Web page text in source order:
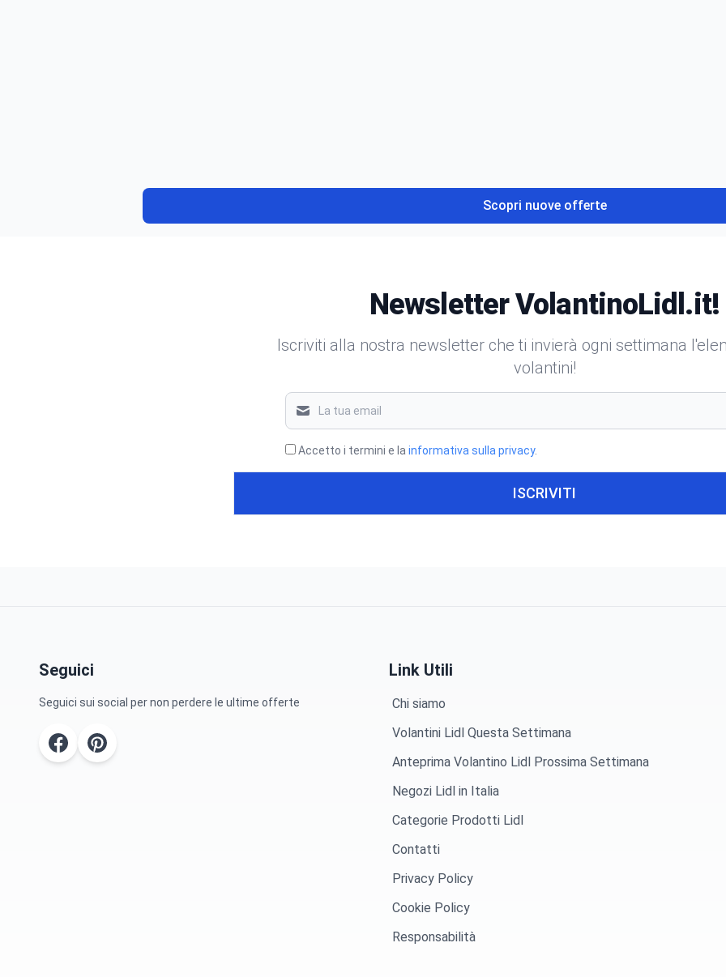
Scopri nuove offerte
Newsletter VolantinoLidl.it!
Iscriviti alla nostra newsletter che ti invierà ogni settimana
volantini!
Accetto i termini e la informativa sulla privacy.
ISCRIVITI
Seguici
Seguici sui social per non perdere le ultime offerte
Link Utili
Chi siamo
Volantini Lidl Questa Settimana
Anteprima Volantino Lidl Prossima Settimana
Negozi Lidl in Italia
Categorie Prodotti Lidl
Contatti
Privacy Policy
Cookie Policy
Responsabilità